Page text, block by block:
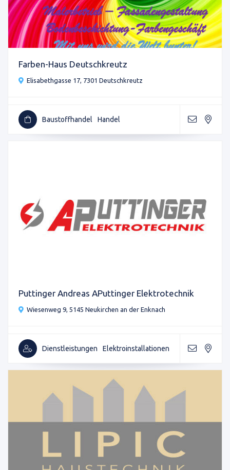
Farben-Haus Deutschkreutz
Elisabethgasse 17, 7301 Deutschkreutz
Baustoffhandel Handel
Puttinger Andreas APuttinger Elektrotechnik
Wiesenweg 9, 5145 Neukirchen an der Enknach
Dienstleistungen Elektroinstallationen